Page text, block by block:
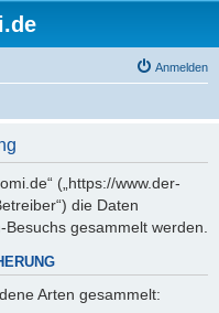
Anmelden
(„https://www.der-
die Daten
gesammelt werden.
Arten gesammelt: